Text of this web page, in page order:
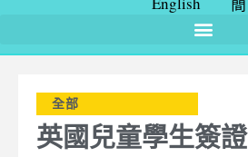
全部
英國兒童學生簽